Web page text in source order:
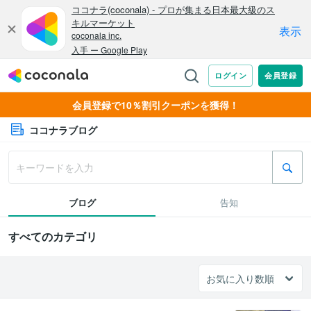
会員登録で10％割引クーポンを獲得！
ココナラブログ
ブログ 告知
すべてのカテゴリ